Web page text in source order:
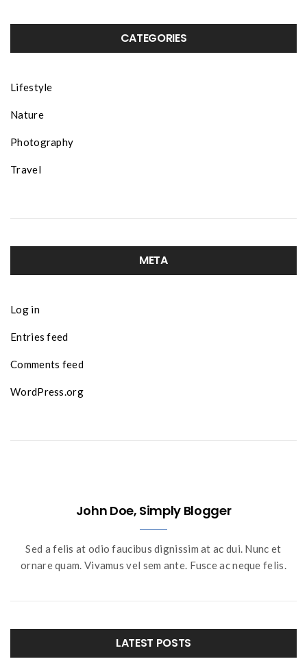
CATEGORIES
Lifestyle
Nature
Photography
Travel
META
Log in
Entries feed
Comments feed
WordPress.org
John Doe, Simply Blogger
Sed a felis at odio faucibus dignissim at ac dui. Nunc et
ornare quam. Vivamus vel sem ante. Fusce ac neque felis.
LATEST POSTS